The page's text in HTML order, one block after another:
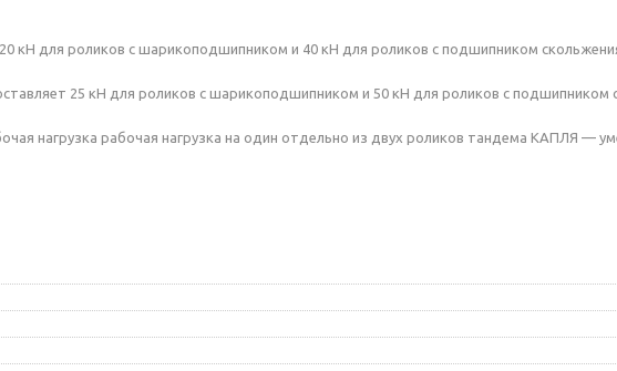
кН для роликов с шарикоподшипником и 40 кН для роликов с подшипником
25 кН для роликов с шарикоподшипником и 50 кН для роликов с подшипником
нагрузка рабочая нагрузка на один отдельно из двух роликов тандема КАПЛЯ —